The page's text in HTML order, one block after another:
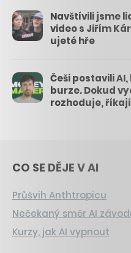
Navštívili jsme
video s Jiřím
ujeté hře
Češi postavili
burze. Dokud
rozhoduje, říkají
CO SE DĚJE V AI
Průšvih Anthtropicu
Nečekaný směr AI
Kurzy, jak AI vypnout